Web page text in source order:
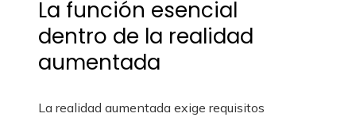
La función esencial
dentro de la realidad
aumentada
La realidad aumentada exige requisitos